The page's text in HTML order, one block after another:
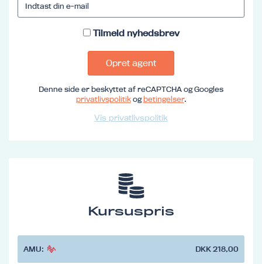
Tilmeld nyhedsbrev
Opret agent
Denne side er beskyttet af reCAPTCHA og Googles
privatlivspolitikogbetingelser.
Vis privatlivspolitik
Kursuspris
AMU: DKK 218,00